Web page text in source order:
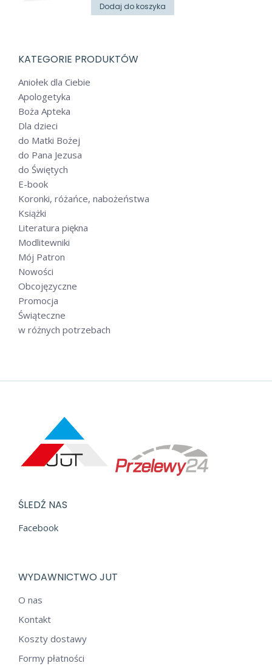
Dodaj do koszyka
KATEGORIE PRODUKTÓW
Aniołek dla Ciebie
Apologetyka
Boża Apteka
Dla dzieci
do Matki Bożej
do Pana Jezusa
do Świętych
E-book
Koronki, różańce, nabożeństwa
Książki
Literatura piękna
Modlitewniki
Mój Patron
Nowości
Obcojęzyczne
Promocja
Świąteczne
w różnych potrzebach
ŚLEDŹ NAS
Facebook
WYDAWNICTWO JUT
O nas
Kontakt
Koszty dostawy
Formy płatności